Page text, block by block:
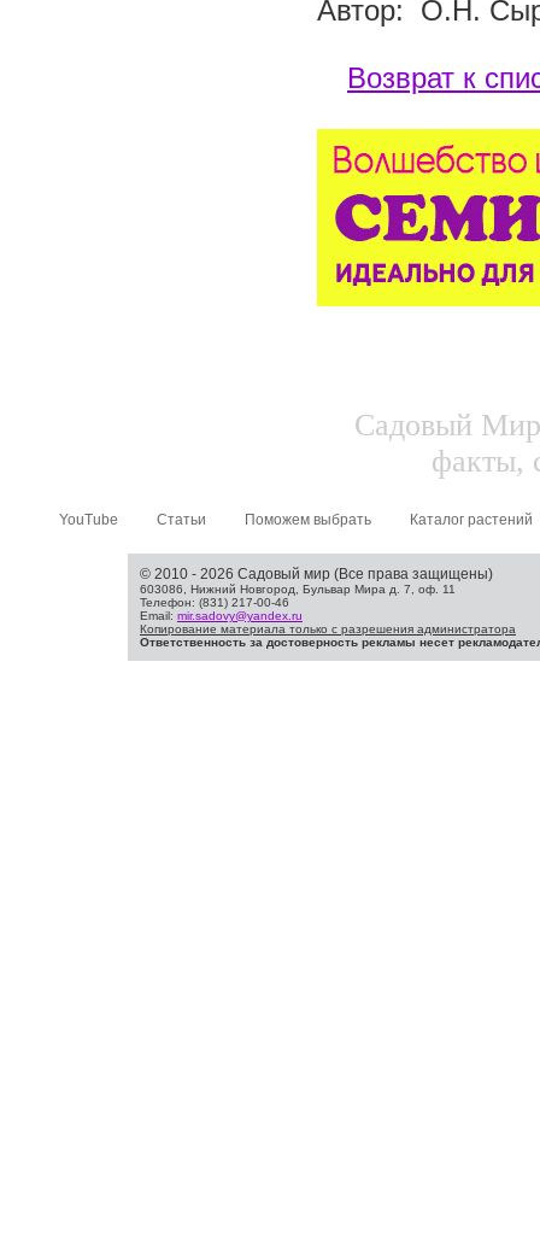
Автор: О.Н.
Возврат к
Садовый
факты,
YouTube Статьи Поможем выбрать Каталог растений
© 2010 - 2026 Садовый мир (Все права защищены)
603086, Нижний Новгород, Бульвар Мира д. 7, оф. 11
Телефон: (831) 217-00-46
Email: mir.sadovy@yandex.ru
Копирование материала только с разрешения администратора
Ответственность за достоверность рекламы несет